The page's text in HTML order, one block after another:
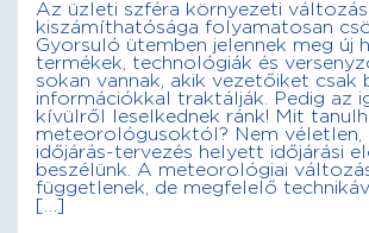
Az üzleti szféra környezeti
kiszámíthatósága folyamatosan
Gyorsuló ütemben jelennek meg új
termékek, technológiák és
sokan vannak, akik vezetőiket csak
információkkal traktálják. Pedig az
kívülről leselkednek ránk! Mit
meteorológusoktól? Nem véletlen,
időjárás-tervezés helyett időjárási
beszélünk. A meteorológiai
függetlenek, de megfelelő
[…]